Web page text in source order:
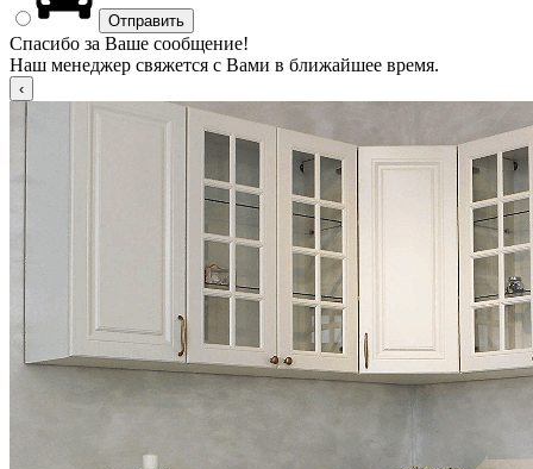
Спасибо за Ваше сообщение!
Наш менеджер свяжется с Вами в ближайшее время.